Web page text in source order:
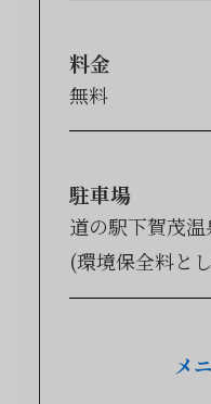
料金
無料
駐車場
道の駅下賀茂
(環境保全料と
メ